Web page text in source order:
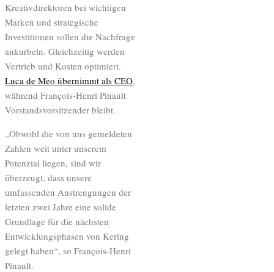
Kreativdirektoren bei wichtigen
Marken und strategische
Investitionen sollen die Nachfrage
ankurbeln. Gleichzeitig werden
Vertrieb und Kosten optimiert.
Luca de Meo übernimmt als CEO,
während François-Henri Pinault
Vorstandsvorsitzender bleibt.
„Obwohl die von uns gemeldeten
Zahlen weit unter unserem
Potenzial liegen, sind wir
überzeugt, dass unsere
umfassenden Anstrengungen der
letzten zwei Jahre eine solide
Grundlage für die nächsten
Entwicklungsphasen von Kering
gelegt haben“, so François-Henri
Pinault.